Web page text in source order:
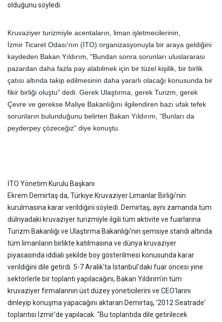
olduğunu söyledi.
Kruvaziyer turizmiyle acentaların, liman işletmecilerinin,
İzmir Ticaret Odası'nın (İTO) organizasyonuyla bir araya geldiğini
kaydeden Bakan Yıldırım, "Bundan sonra sorunları uluslararası
pazardan daha fazla pay alabilmek için bir tüzel kişilik, bir birlik
çatısı altında takip edilmesinin daha yararlı olacağı konusunda bir
fikir birliği oluştu" dedi. Gerek Ulaştırma, gerek Turizm, gerek
Çevre ve gerekse Maliye Bakanlığını ilgilendiren bazı ufak tefek
sorunların bulunduğunu belirten Bakan Yıldırım, "Bunları da
peyderpey çözeceğiz" diye konuştu.
İTO Yönetim Kurulu Başkanı
Ekrem Demirtaş da, Türkiye Kruvaziyer Limanlar Birliği'nin
kurulmasına karar verildiğini söyledi. Demirtaş, aynı zamanda tüm
dülnyadaki kruvaziyer turizmiyle ilgili tüm aktivite ve fuarlarına
Turizm Bakanlığı ve Ulaştırma Bakanlığı'nın şemsiye standı altında
tüm limanların birlikte katılmasına ve dünya kruvaziyer
piyasasında iddialı şekilde boy gösterilmesi konusunda karar
verildiğini dile getirdi. 5-7 Aralık'ta İstanbul'daki fuar öncesi yine
sektörlerle bir toplantı yapılacağını, Bakan Yıldırım'ın tüm
kruvaziyer firmalarının üst düzey yöneticilerini ve CEO'larını
dinleyip konuşma yapacağını aktaran Demirtaş, '2012 Seatrade'
toplantısı İzmir'de yapılacak. "Bu toplantıda dile getirilecek